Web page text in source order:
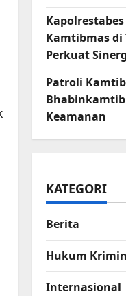
Kamtibmas di
Perkuat
Patroli
Keamanan
KATEGORI
Berita
Hukum
Internasional